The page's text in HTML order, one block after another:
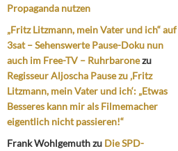
Propaganda nutzen
„Fritz Litzmann, mein Vater und ich“ auf
3sat – Sehenswerte Pause-Doku nun
auch im Free-TV – Ruhrbaronezu
Regisseur Aljoscha Pause zu ‚Fritz
Litzmann, mein Vater und ich‘: „Etwas
Besseres kann mir als Filmemacher
eigentlich nicht passieren!“
Frank Wohlgemuthzu Die SPD-